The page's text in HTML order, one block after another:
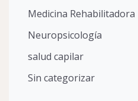
Medicina Rehabilitadora
Neuropsicología
salud capilar
Sin categorizar